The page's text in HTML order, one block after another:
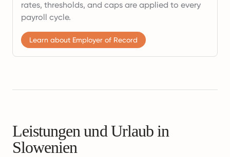
rates, thresholds, and caps are applied to every
payroll cycle.
Learn about Employer of Record
Leistungen und Urlaub in
Slowenien